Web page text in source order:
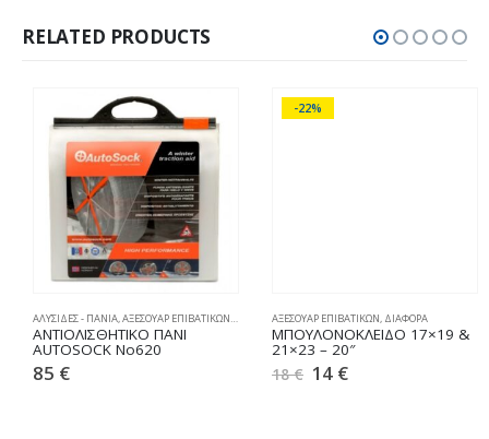
RELATED PRODUCTS
ΑΛΥΣΙΔΕΣ - ΠΑΝΙΑ,ΑΞΕΣΟΥΑΡ ΕΠΙΒΑΤΙΚΩΝ,ΧΙΟΝΟΚΟΥΒΕΡΤΕΣ
ΑΝΤΙΟΛΙΣΘΗΤΙΚΟ ΠΑΝΙ
AUTOSOCK No620
85€
-22%
ΑΞΕΣΟΥΑΡ ΕΠΙΒΑΤΙΚΩΝ,ΔΙΑΦΟΡΑ
ΜΠΟΥΛΟΝΟΚΛΕΙΔΟ 17×19 &
21×23 – 20″
18€ 14€